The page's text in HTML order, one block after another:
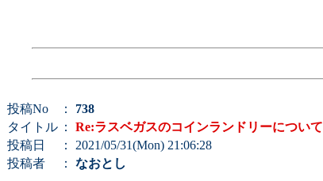
投稿No ： 738
タイトル ： Re:ラスベガスのコインランドリーについて
投稿日
： 2021/05/31(Mon) 21:06:28
投稿者
： なおとし